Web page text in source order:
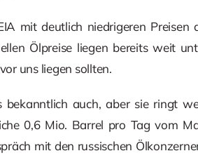
mit deutlich niedrigeren
Ölpreise liegen bereits weit
uns liegen sollten.
bekanntlich auch, aber sie ringt
0,6 Mio. Barrel pro Tag vom
mit den russischen